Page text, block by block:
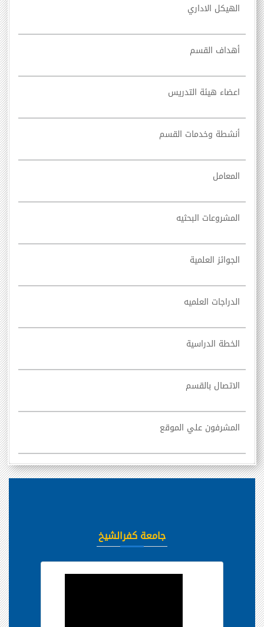
الهيكل الاداري
أهداف القسم
اعضاء هيئة التدريس
أنشطة وخدمات القسم
المعامل
المشروعات البحثيه
الجوائز العلمية
الدراجات العلميه
الخطة الدراسية
الاتصال بالقسم
المشرفون علي الموقع
جامعة كفرالشيخ